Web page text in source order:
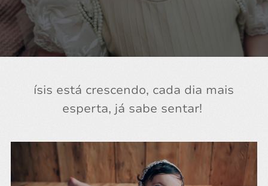
ísis está crescendo, cada dia mais
esperta, já sabe sentar!